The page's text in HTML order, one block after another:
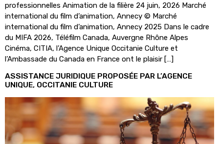
professionnelles Animation de la filière 24 juin, 2026 Marché
international du film d’animation, Annecy © Marché
international du film d’animation, Annecy 2025 Dans le cadre
du MIFA 2026, Téléfilm Canada, Auvergne Rhône Alpes
Cinéma, CITIA, l’Agence Unique Occitanie Culture et
l’Ambassade du Canada en France ont le plaisir […]
ASSISTANCE JURIDIQUE PROPOSÉE PAR L’AGENCE
UNIQUE, OCCITANIE CULTURE